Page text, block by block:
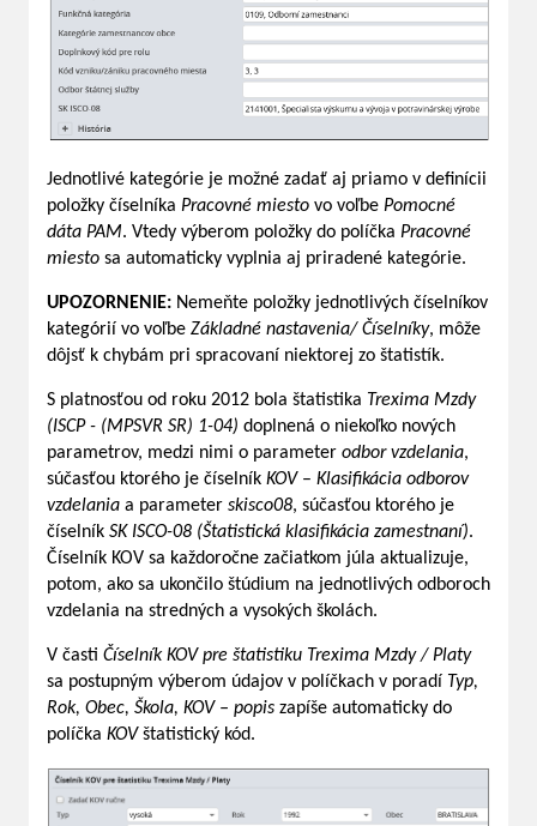
Jednotlivé kategórie je možné zadať aj priamo v definícii
položky číselníka Pracovné miesto vo voľbe Pomocné
dáta PAM. Vtedy výberom položky do políčka Pracovné
miesto sa automaticky vyplnia aj priradené kategórie.
UPOZORNENIE: Nemeňte položky jednotlivých číselníkov
kategórií vo voľbe Základné nastavenia/ Číselníky, môže
dôjsť k chybám pri spracovaní niektorej zo štatistík.
S platnosťou od roku 2012 bola štatistika Trexima Mzdy
(ISCP - (MPSVR SR) 1-04) doplnená o niekoľko nových
parametrov, medzi nimi o parameter odbor vzdelania,
súčasťou ktorého je číselník KOV – Klasifikácia odborov
vzdelania a parameter skisco08, súčasťou ktorého je
číselník SK ISCO-08 (Štatistická klasifikácia zamestnaní).
Číselník KOV sa každoročne začiatkom júla aktualizuje,
potom, ako sa ukončilo štúdium na jednotlivých odboroch
vzdelania na stredných a vysokých školách.
V časti Číselník KOV pre štatistiku Trexima Mzdy / Platy
sa postupným výberom údajov v políčkach v poradí Typ,
Rok, Obec, Škola, KOV – popis zapíše automaticky do
políčka KOVštatistický kód.